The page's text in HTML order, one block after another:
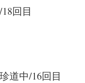
回目
道中/16回目